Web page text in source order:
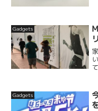
Gadgets
Gadgets